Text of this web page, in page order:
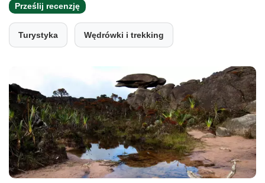
Prześlij recenzję
Turystyka Wędrówki i trekking